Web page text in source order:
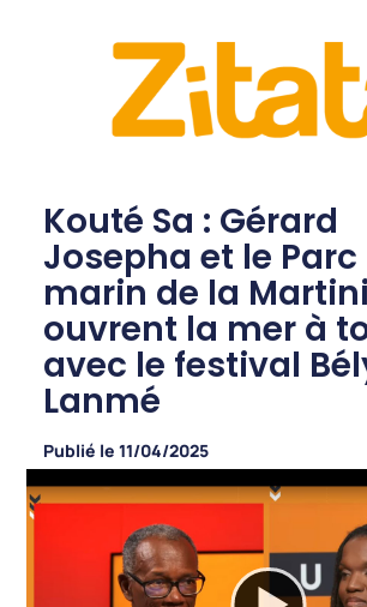
Kouté Sa : Gérard
Josepha et le
marin de la
ouvrent la mer à
avec le festival
Lanmé
Publié le 11/04/2025